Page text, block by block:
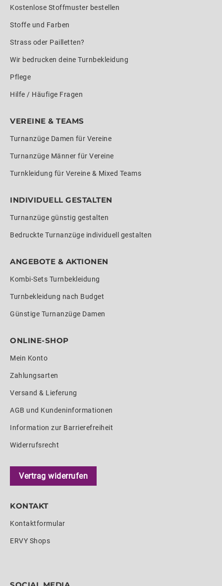
Kostenlose Stoffmuster bestellen
Stoffe und Farben
Strass oder Pailletten?
Wir bedrucken deine Turnbekleidung
Pflege
Hilfe / Häufige Fragen
VEREINE & TEAMS
Turnanzüge Damen für Vereine
Turnanzüge Männer für Vereine
Turnkleidung für Vereine & Mixed Teams
INDIVIDUELL GESTALTEN
Turnanzüge günstig gestalten
Bedruckte Turnanzüge individuell gestalten
ANGEBOTE & AKTIONEN
Kombi-Sets Turnbekleidung
Turnbekleidung nach Budget
Günstige Turnanzüge Damen
ONLINE-SHOP
Mein Konto
Zahlungsarten
Versand & Lieferung
AGB und Kundeninformationen
Information zur Barrierefreiheit
Widerrufsrecht
Vertrag widerrufen
KONTAKT
Kontaktformular
ERVY Shops